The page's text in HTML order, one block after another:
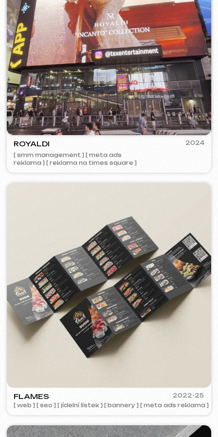
VISUAL STUDIO
[ logo ] [ web ] [ seo ] [ vizitky ]
2023
PORTOFINO
[ logo ] [ web ] [ seo ] [ jídelní lístek ]
2023
Telegram
Linkedin
VKontakte
Facebook
Instagram
Coroflot
Clutch
Goodfirms
Contra
Dribbble
Behance
IČO: 21630321
+420 775 900 316
Zavolejte nám
info@iuntsevich.cz
Email
Obchodní podmínky
Zásady ochrany osobních údajů
Zásady používání souborů cookie
© iuntsevich 2024 - 2026
Všechna práva vyhrazena
Vyrobeno sláskou <3